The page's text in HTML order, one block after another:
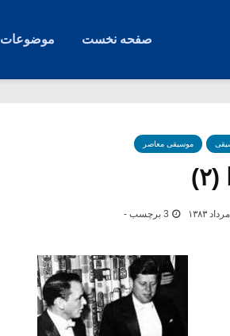
صفحه نخست موضوعات
موسیقی معاصر
3 برچسب -